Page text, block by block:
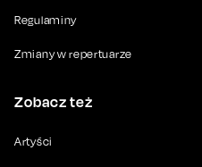
Regulaminy
Zmiany w repertuarze
Zobacz też
Artyści